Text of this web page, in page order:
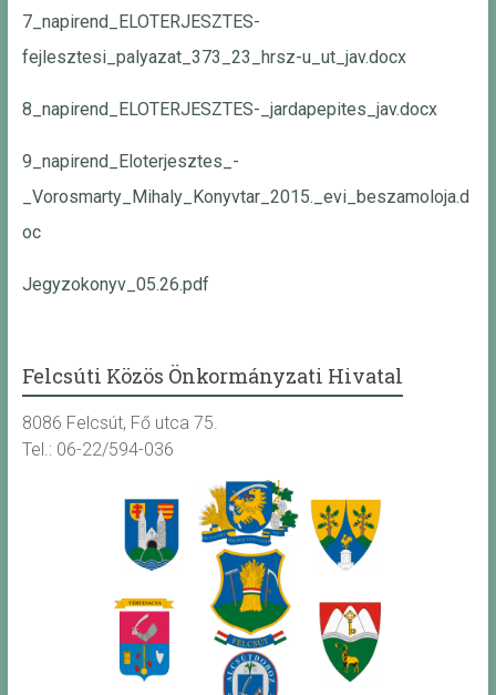
7_napirend_ELOTERJESZTES-
fejlesztesi_palyazat_373_23_hrsz-u_ut_jav.docx
8_napirend_ELOTERJESZTES-_jardapepites_jav.docx
9_napirend_Eloterjesztes_-
_Vorosmarty_Mihaly_Konyvtar_2015._evi_beszamoloja.d
oc
Jegyzokonyv_05.26.pdf
Felcsúti Közös Önkormányzati Hivatal
8086 Felcsút, Fő utca 75.
Tel.: 06-22/594-036